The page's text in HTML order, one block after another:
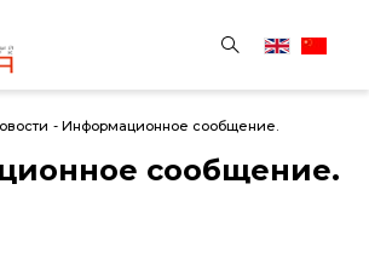
- Информационное сообщение.
сообщение.